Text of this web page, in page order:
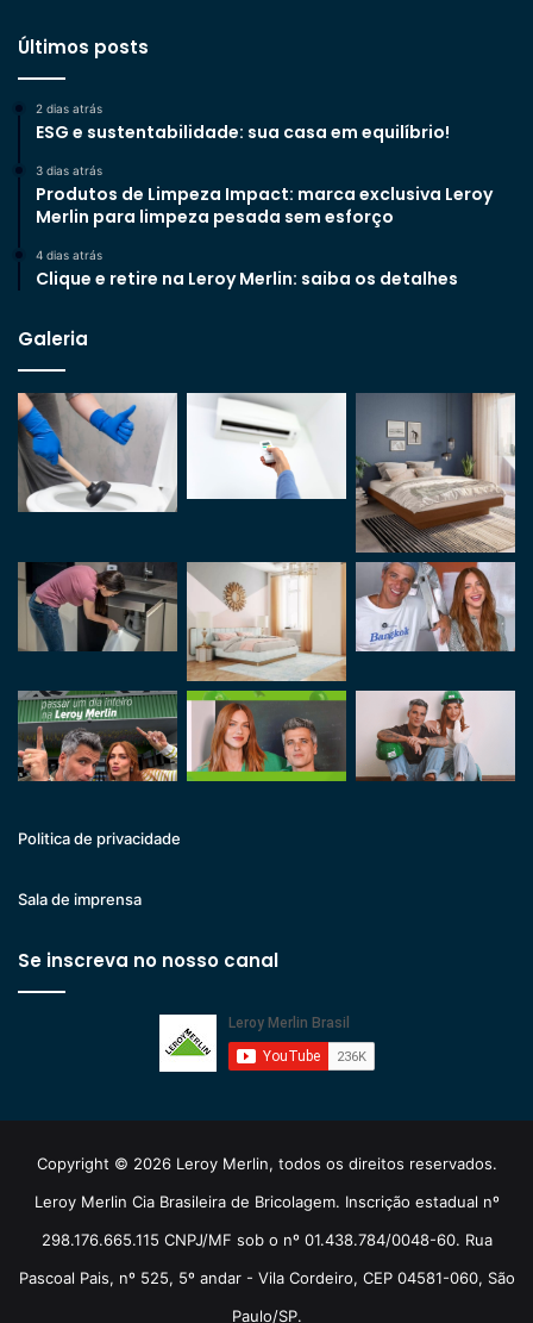
Últimos posts
2 dias atrás
ESG e sustentabilidade: sua casa em equilíbrio!
3 dias atrás
Produtos de Limpeza Impact: marca exclusiva Leroy
Merlin para limpeza pesada sem esforço
4 dias atrás
Clique e retire na Leroy Merlin: saiba os detalhes
Galeria
Politica de privacidade
Sala de imprensa
Se inscreva no nosso canal
Copyright © 2026 Leroy Merlin, todos os direitos reservados.
Leroy Merlin Cia Brasileira de Bricolagem. Inscrição estadual nº
298.176.665.115 CNPJ/MF sob o nº 01.438.784/0048-60. Rua
Pascoal Pais, nº 525, 5º andar - Vila Cordeiro, CEP 04581-060, São
Paulo/SP.